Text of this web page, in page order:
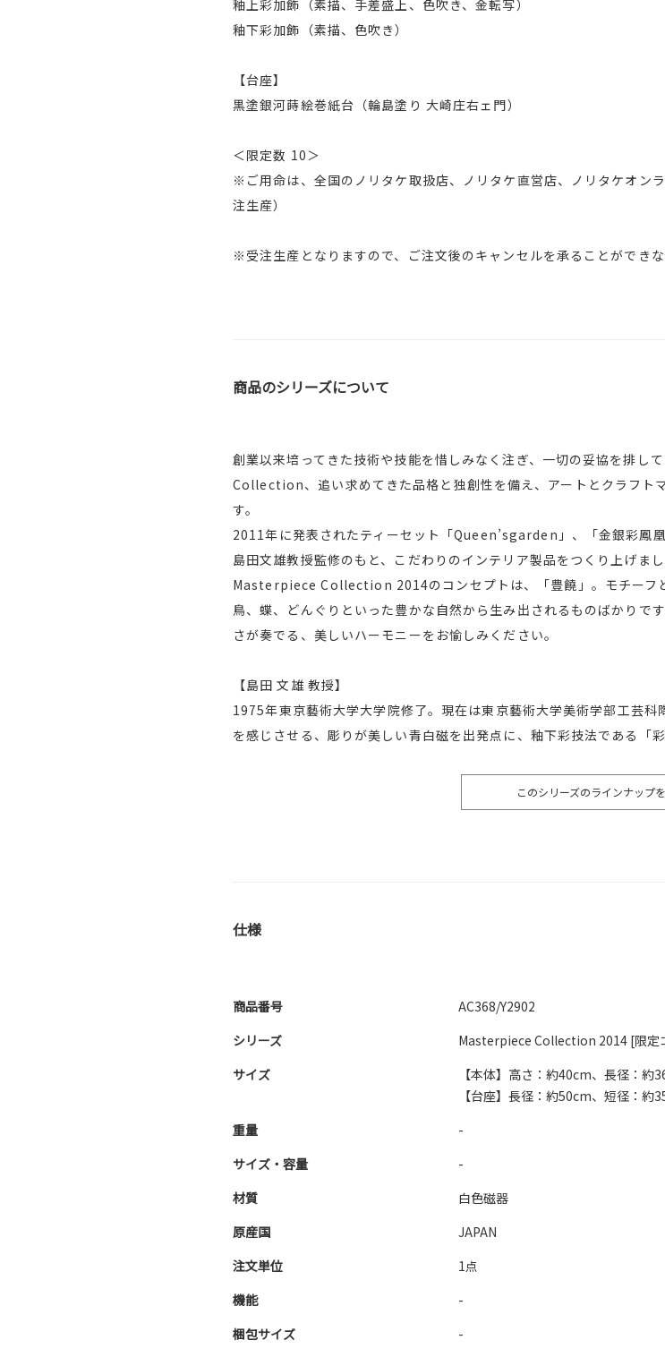
釉上彩加飾（素描、手差盛上、色吹き、金転写）
釉下彩加飾（素描、色吹き）
【台座】
黒塗銀河蒔絵巻紙台（輪島塗り 大崎庄右ェ門）
＜限定数 10＞
※ご用命は、全国のノリタケ取扱店、ノリタケ直営店、ノリタケオン
注生産）
※受注生産となりますので、ご注文後のキャンセルを承ることができな
商品のシリーズについて
創業以来培ってきた技術や技能を惜しみなく注ぎ、一切の妥協を排
Collection、追い求めてきた品格と独創性を備え、アートとクラフト
す。
2011年に発表されたティーセット「Queen’sgarden」、「金銀彩鳳
島田文雄教授監修のもと、こだわりのインテリア製品をつくり上げまし
Masterpiece Collection 2014のコンセプトは、「豊饒」。モチーフ
鳥、蝶、どんぐりといった豊かな自然から生み出されるものばかりで
さが奏でる、美しいハーモニーをお愉しみください。
【島田 文雄 教授】
1975年東京藝術大学大学院修了。現在は東京藝術大学美術学部工芸
を感じさせる、彫りが美しい青白磁を出発点に、釉下彩技法である「彩
このシリーズのラインナップ
仕様
商品番号
AC368/Y2902
シリーズ
Masterpiece Collection 2014 [限定
サイズ
【本体】高さ：約40cm、長径：約
【台座】長径：約50cm、短径：約
重量
-
サイズ・容量
-
材質
白色磁器
原産国
JAPAN
注文単位
1点
機能
-
梱包サイズ
-